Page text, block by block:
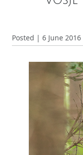
Posted | 6 June 2016